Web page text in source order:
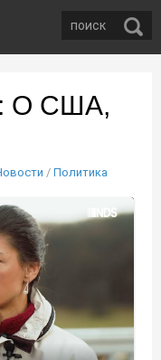
О США,
/ Политика